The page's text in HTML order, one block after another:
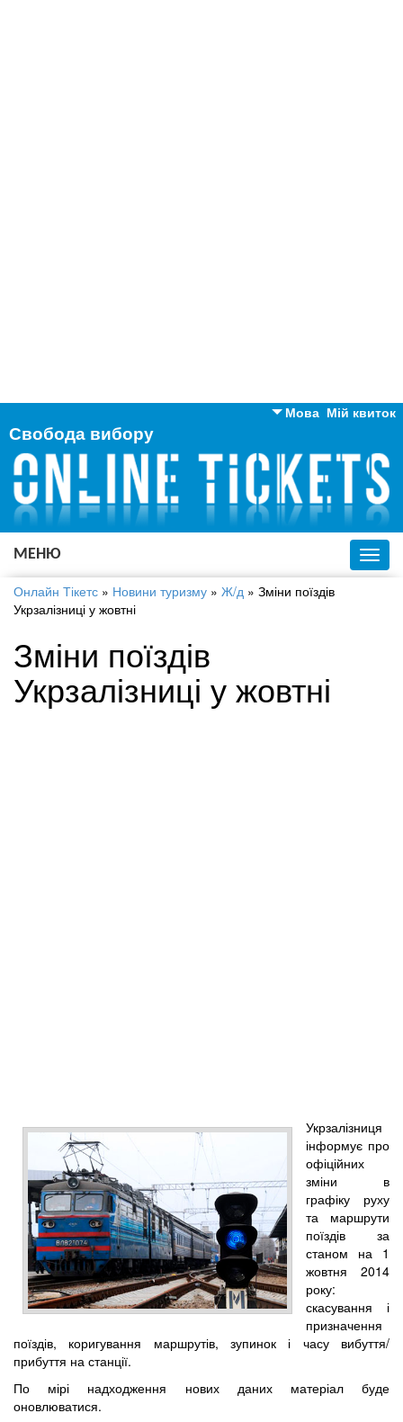
Мій квиток
Мова
Англійська
Російська
Українська
Свобода вибору
МЕНЮ
Онлайн Тікетс » Новини туризму » Ж/д » Зміни поїздів
Укрзалізниці у жовтні
Зміни поїздів
Укрзалізниці у жовтні
Укрзалізниця
інформує про
офіційних
зміни в
графіку руху
та маршрути
поїздів за
станом на 1
жовтня 2014
року:
скасування і
призначення
поїздів, коригування маршрутів, зупинок і часу вибуття/
прибуття на станції.
По мірі надходження нових даних матеріал буде
оновлюватися.